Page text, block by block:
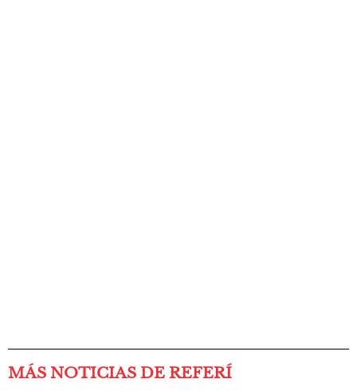
MÁS NOTICIAS DE REFERÍ